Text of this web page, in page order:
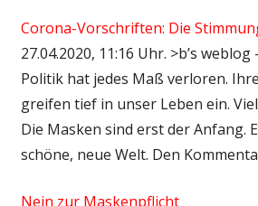
Corona-Vorschriften: Die
27.04.2020, 11:16 Uhr. >b’s
Politik hat jedes Maß verloren.
greifen tief in unser Leben ein.
Die Masken sind erst der Anfang.
schöne, neue Welt. Den
Nein zur Maskenpflicht